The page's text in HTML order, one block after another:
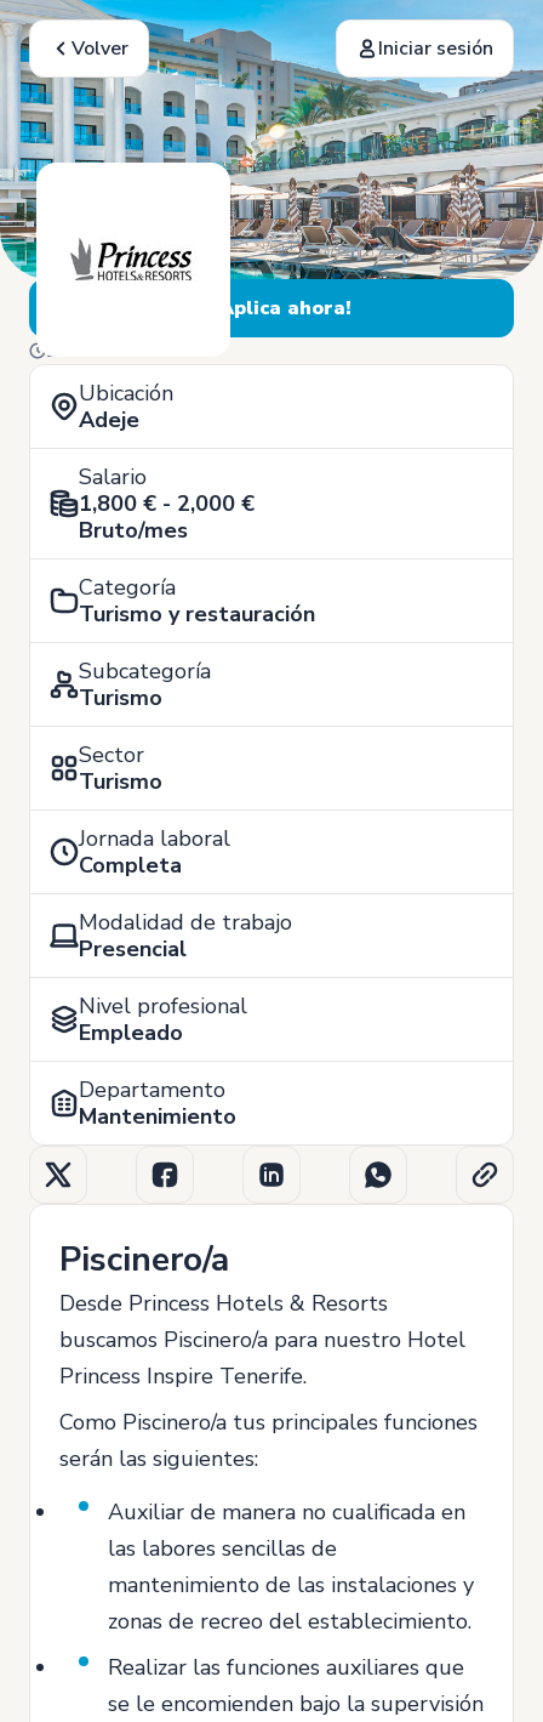
Volver Iniciar sesión
¡Aplica ahora!
29 de Junio
Ubicación
Adeje
Salario
1,800 € - 2,000 €
Bruto/mes
Categoría
Turismo y restauración
Subcategoría
Turismo
Sector
Turismo
Jornada laboral
Completa
Modalidad de trabajo
Presencial
Nivel profesional
Empleado
Departamento
Mantenimiento
Piscinero/a
Desde Princess Hotels & Resorts
buscamos Piscinero/a para nuestro Hotel
Princess Inspire Tenerife.
Como Piscinero/a tus principales funciones
serán las siguientes:
Auxiliar de manera no cualificada en
las labores sencillas de
mantenimiento de las instalaciones y
zonas de recreo del establecimiento.
Realizar las funciones auxiliares que
se le encomienden bajo la supervisión